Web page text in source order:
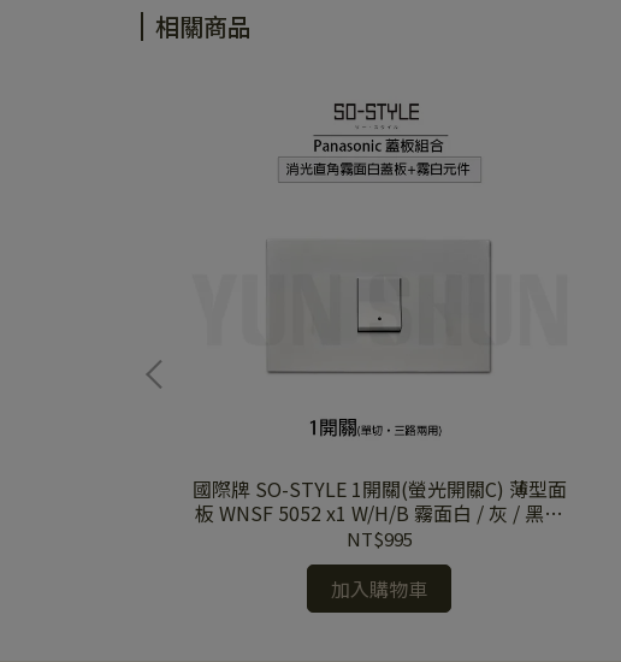
相關商品
國際牌 SO-STYLE 1開關(螢光開關C) 薄型面
板 WNSF 5052 x1 W/H/B 霧面白 / 灰 / 黑蓋
板
NT$995
加入購物車